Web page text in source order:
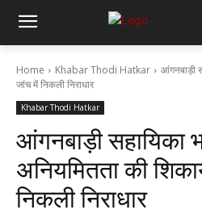
Home Khabar Thodi Hatkar
आंगनबाड़ी
जांच में निकली निराधार
Khabar Thodi Hatkar
आंगनबाड़ी सहायिका
अनियमितता की
निकली निराधार